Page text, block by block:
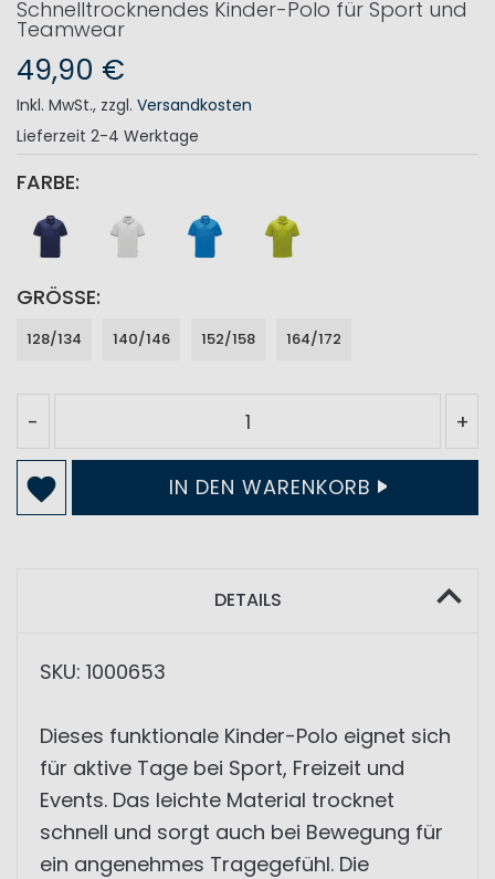
Schnelltrocknendes Kinder-Polo für Sport und
Teamwear
49,90 €
Inkl. MwSt., zzgl. Versandkosten
Lieferzeit 2-4 Werktage
FARBE
GRÖSSE
128/134 140/146 152/158 164/172
- +
IN DEN WARENKORB
DETAILS
SKU: 1000653
Dieses funktionale Kinder-Polo eignet sich
für aktive Tage bei Sport, Freizeit und
Events. Das leichte Material trocknet
schnell und sorgt auch bei Bewegung für
ein angenehmes Tragegefühl. Die